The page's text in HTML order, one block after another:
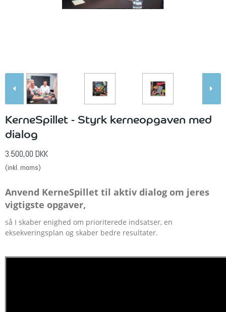
KerneSpillet - Styrk kerneopgaven med
dialog
3.500,00 DKK
(inkl. moms)
Anvend KerneSpillet til aktiv dialog om jeres
vigtigste opgaver,
så I skaber enighed om prioriterede indsatser, en
eksekveringsplan og skaber bedre resultater.